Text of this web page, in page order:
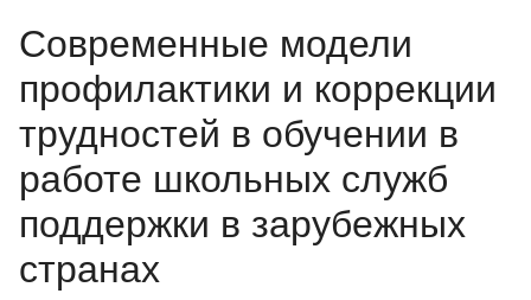
Современные модели
профилактики и коррекции
трудностей в обучении в
работе школьных служб
поддержки в зарубежных
странах